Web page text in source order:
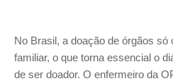
No Brasil, a doação de órgãos
familiar, o que torna essencial o
de ser doador. O enfermeiro da